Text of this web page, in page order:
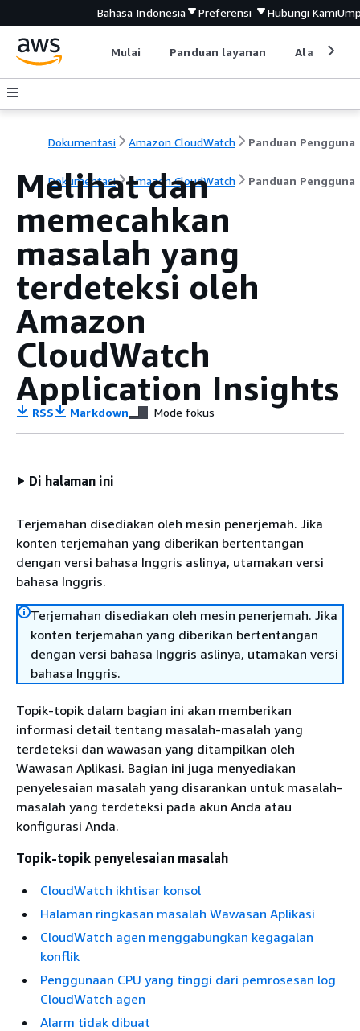
Bahasa Indonesia Preferensi Hubungi Kami
Mulai Panduan layanan Alat
Dokumentasi Amazon CloudWatch Panduan Pengguna
Dokumentasi Amazon CloudWatch Panduan Pengguna
Melihat dan
memecahkan
masalah yang
terdeteksi oleh
Amazon
CloudWatch
Application Insights
RSS Markdown Mode fokus
Di halaman ini
Terjemahan disediakan oleh mesin penerjemah. Jika
konten terjemahan yang diberikan bertentangan
dengan versi bahasa Inggris aslinya, utamakan versi
bahasa Inggris.
Terjemahan disediakan oleh mesin penerjemah. Jika
konten terjemahan yang diberikan bertentangan
dengan versi bahasa Inggris aslinya, utamakan versi
bahasa Inggris.
Topik-topik dalam bagian ini akan memberikan
informasi detail tentang masalah-masalah yang
terdeteksi dan wawasan yang ditampilkan oleh
Wawasan Aplikasi. Bagian ini juga menyediakan
penyelesaian masalah yang disarankan untuk masalah-
masalah yang terdeteksi pada akun Anda atau
konfigurasi Anda.
Topik-topik penyelesaian masalah
CloudWatch ikhtisar konsol
Halaman ringkasan masalah Wawasan Aplikasi
CloudWatch agen menggabungkan kegagalan
konflik
Penggunaan CPU yang tinggi dari pemrosesan log
CloudWatch agen
Alarm tidak dibuat